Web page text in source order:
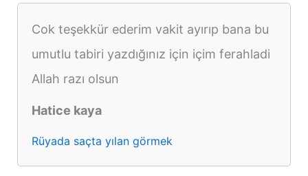
Cok teşekkür ederim vakit ayırıp bana bu
umutlu tabiri yazdığınız için içim ferahladi
Allah razı olsun
Hatice kaya
Rüyada saçta yılan görmek